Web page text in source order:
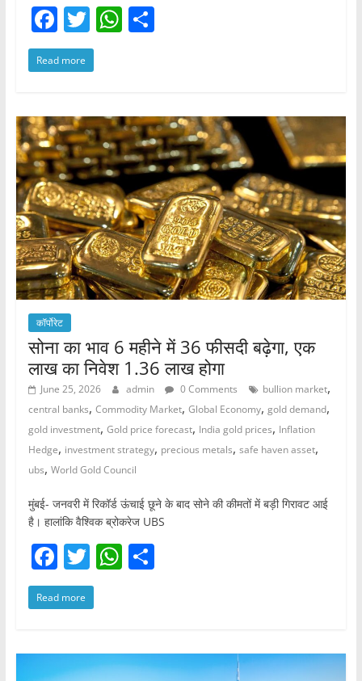
F
a
c
b
o
o
k
T
w
itt
W
A
p
p
S
Read more
कॉर्पोरेट
सोना का भाव 6 महीने में 36 फीसदी बढ़ेगा, एक
लाख का निवेश 1.36 लाख होगा
June 25, 2026 admin 0 Comments bullion market,
central banks, Commodity Market, Global Economy, gold demand,
gold investment, Gold price forecast, India gold prices, Inflation
Hedge, investment strategy, precious metals, safe haven asset,
ubs, World Gold Council
मुंबई- जनवरी में रिकॉर्ड ऊंचाई छूने के बाद सोने की कीमतों में बड़ी गिरावट आई
है। हालांकि वैश्विक ब्रोकरेज UBS
F
a
c
b
T
w
itt
W
A
S
Read more